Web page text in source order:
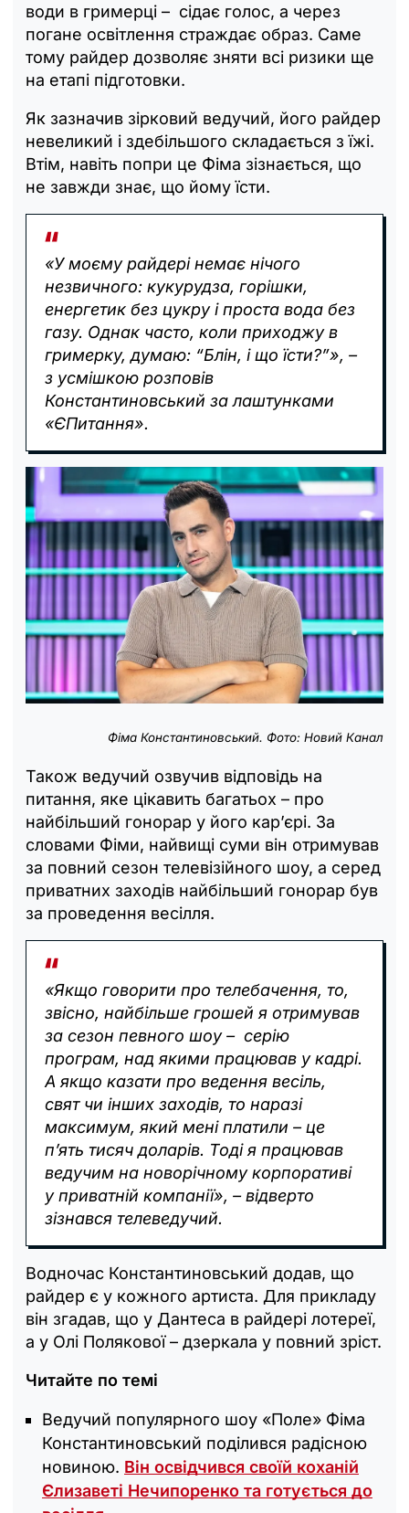
води в гримерці – сідає голос, а через
погане освітлення страждає образ. Саме
тому райдер дозволяє зняти всі ризики ще
на етапі підготовки.
Як зазначив зірковий ведучий, його райдер
невеликий і здебільшого складається з їжі.
Втім, навіть попри це Фіма зізнається, що
не завжди знає, що йому їсти.
«У моєму райдері немає нічого
незвичного: кукурудза, горішки,
енергетик без цукру і проста вода без
газу. Однак часто, коли приходжу в
гримерку, думаю: “Блін, і що їсти?”», –
з усмішкою розповів
Константиновський за лаштунками
«ЄПитання».
Фіма Константиновський. Фото: Новий Канал
Також ведучий озвучив відповідь на
питання, яке цікавить багатьох – про
найбільший гонорар у його кар’єрі. За
словами Фіми, найвищі суми він отримував
за повний сезон телевізійного шоу, а серед
приватних заходів найбільший гонорар був
за проведення весілля.
«Якщо говорити про телебачення, то,
звісно, найбільше грошей я отримував
за сезон певного шоу – серію
програм, над якими працював у кадрі.
А якщо казати про ведення весіль,
свят чи інших заходів, то наразі
максимум, який мені платили – це
п’ять тисяч доларів. Тоді я працював
ведучим на новорічному корпоративі
у приватній компанії», – відверто
зізнався телеведучий.
Водночас Константиновський додав, що
райдер є у кожного артиста. Для прикладу
він згадав, що у Дантеса в райдері лотереї,
а у Олі Полякової – дзеркала у повний зріст.
Читайте по темі
Ведучий популярного шоу «Поле» Фіма
Константиновський поділився радісною
новиною. Він освідчився своїй коханій
Єлизаветі Нечипоренко та готується до